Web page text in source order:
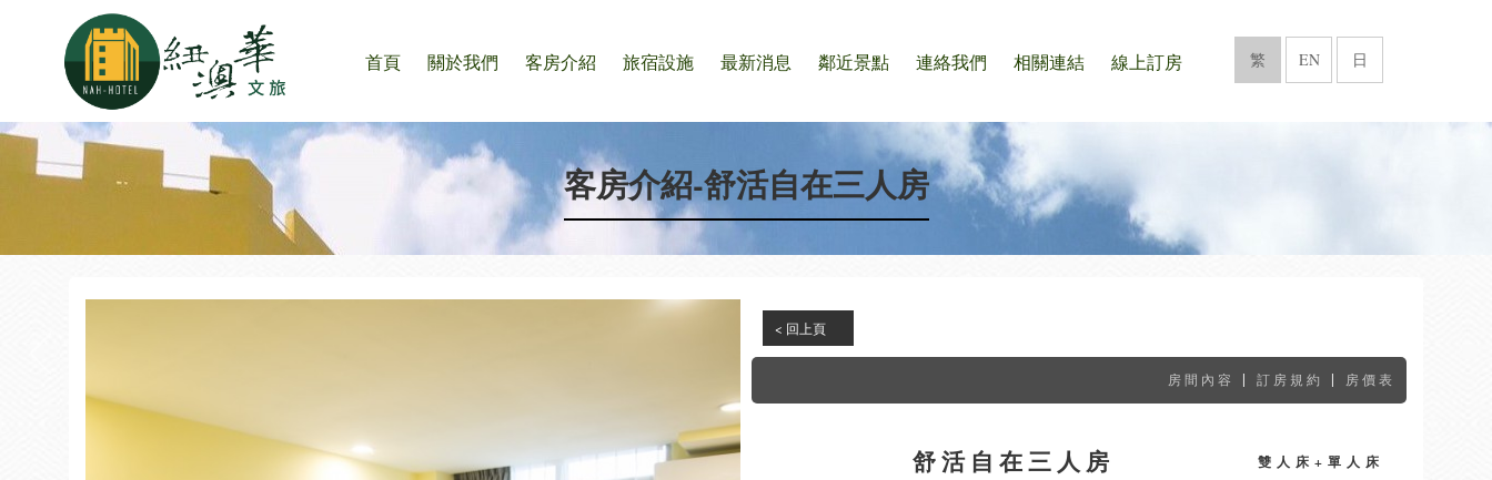
首頁 關於我們 客房介紹 旅宿設施 最新消息 鄰近景點 連絡我們 相關連結 線上訂房 繁 EN 日
客房介紹-舒活自在三人房
< 回上頁
房間內容 | 訂房規約 | 房價表
舒活自在三人房 雙人床+單人床